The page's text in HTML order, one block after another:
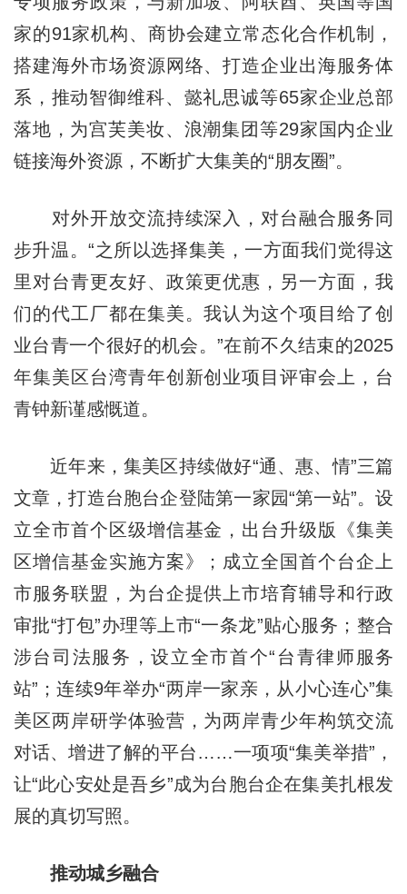
家的91家机构、商协会建立常态化合作机制，
搭建海外市场资源网络、打造企业出海服务体
系，推动智御维科、懿礼思诚等65家企业总部
落地，为宫芙美妆、浪潮集团等29家国内企业
链接海外资源，不断扩大集美的“朋友圈”。
对外开放交流持续深入，对台融合服务同
步升温。“之所以选择集美，一方面我们觉得这
里对台青更友好、政策更优惠，另一方面，我
们的代工厂都在集美。我认为这个项目给了创
业台青一个很好的机会。”在前不久结束的2025
年集美区台湾青年创新创业项目评审会上，台
青钟新谨感慨道。
近年来，集美区持续做好“通、惠、情”三篇
文章，打造台胞台企登陆第一家园“第一站”。设
立全市首个区级增信基金，出台升级版《集美
区增信基金实施方案》；成立全国首个台企上
市服务联盟，为台企提供上市培育辅导和行政
审批“打包”办理等上市“一条龙”贴心服务；整合
涉台司法服务，设立全市首个“台青律师服务
站”；连续9年举办“两岸一家亲，从小心连心”集
美区两岸研学体验营，为两岸青少年构筑交流
对话、增进了解的平台……一项项“集美举措”，
让“此心安处是吾乡”成为台胞台企在集美扎根发
展的真切写照。
推动城乡融合